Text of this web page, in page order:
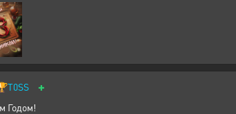
T0SS +
Годом!